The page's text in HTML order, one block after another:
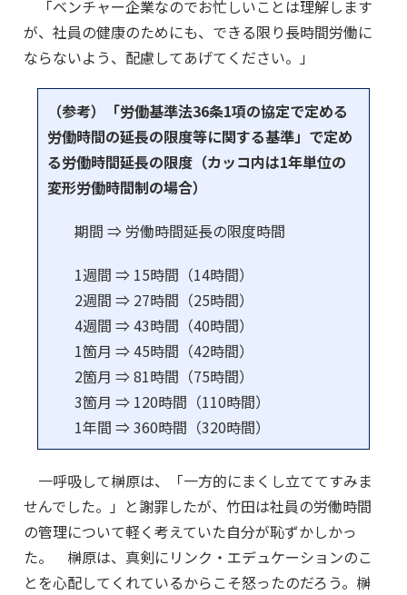
「ベンチャー企業なのでお忙しいことは理解します
が、社員の健康のためにも、できる限り長時間労働に
ならないよう、配慮してあげてください。」
（参考）「労働基準法36条1項の協定で定める
労働時間の延長の限度等に関する基準」で定め
る労働時間延長の限度（カッコ内は1年単位の
変形労働時間制の場合）
期間 ⇒ 労働時間延長の限度時間
1週間 ⇒ 15時間（14時間）
2週間 ⇒ 27時間（25時間）
4週間 ⇒ 43時間（40時間）
1箇月 ⇒ 45時間（42時間）
2箇月 ⇒ 81時間（75時間）
3箇月 ⇒ 120時間（110時間）
1年間 ⇒ 360時間（320時間）
一呼吸して榊原は、「一方的にまくし立ててすみま
せんでした。」と謝罪したが、竹田は社員の労働時間
の管理について軽く考えていた自分が恥ずかしかっ
た。 榊原は、真剣にリンク・エデュケーションのこ
とを心配してくれているからこそ怒ったのだろう。榊